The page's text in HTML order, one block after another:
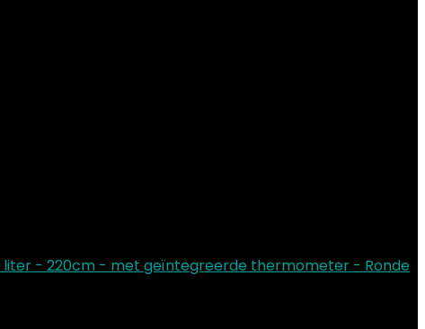
liter - 220cm - met geïntegreerde thermometer - Ronde